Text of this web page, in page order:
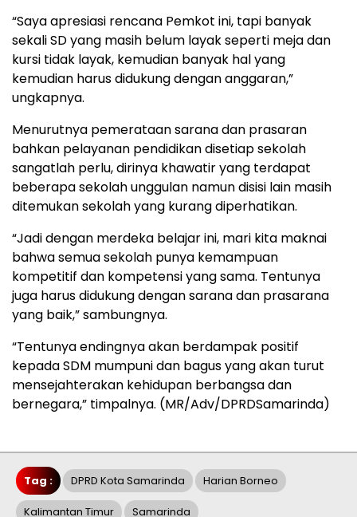
“Saya apresiasi rencana Pemkot ini, tapi banyak
sekali SD yang masih belum layak seperti meja dan
kursi tidak layak, kemudian banyak hal yang
kemudian harus didukung dengan anggaran,”
ungkapnya.
Menurutnya pemerataan sarana dan prasaran
bahkan pelayanan pendidikan disetiap sekolah
sangatlah perlu, dirinya khawatir yang terdapat
beberapa sekolah unggulan namun disisi lain masih
ditemukan sekolah yang kurang diperhatikan.
“Jadi dengan merdeka belajar ini, mari kita maknai
bahwa semua sekolah punya kemampuan
kompetitif dan kompetensi yang sama. Tentunya
juga harus didukung dengan sarana dan prasarana
yang baik,” sambungnya.
“Tentunya endingnya akan berdampak positif
kepada SDM mumpuni dan bagus yang akan turut
mensejahterakan kehidupan berbangsa dan
bernegara,” timpalnya. (MR/Adv/DPRDSamarinda)
Tag : DPRD Kota Samarinda Harian Borneo
Kalimantan Timur Samarinda